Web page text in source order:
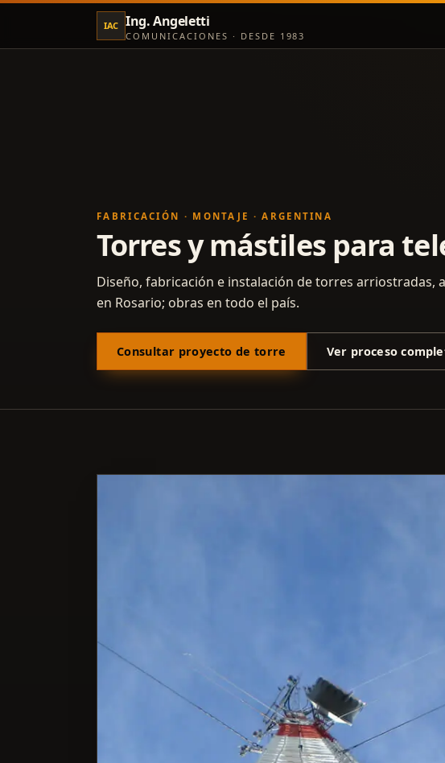
IAC Ing. Angeletti
COMUNICACIONES · DESDE 1983
FABRICACIÓN · MONTAJE · ARGENTINA
Torres y mástiles para
Diseño, fabricación e instalación de torres arriostradas,
en Rosario; obras en todo el país.
Consultar proyecto de torre Ver proceso